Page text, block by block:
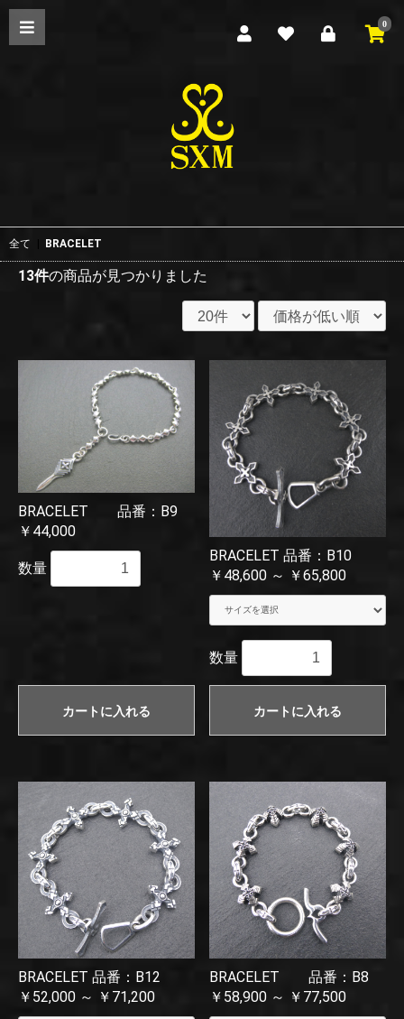
0
全て BRACELET
13件の商品が見つかりました
BRACELET 品番：B9
￥44,000
数量
カートに入れる
BRACELET 品番：B10
￥48,600 ～ ￥65,800
数量
カートに入れる
BRACELET 品番：B12
￥52,000 ～ ￥71,200
BRACELET 品番：B8
￥58,900 ～ ￥77,500